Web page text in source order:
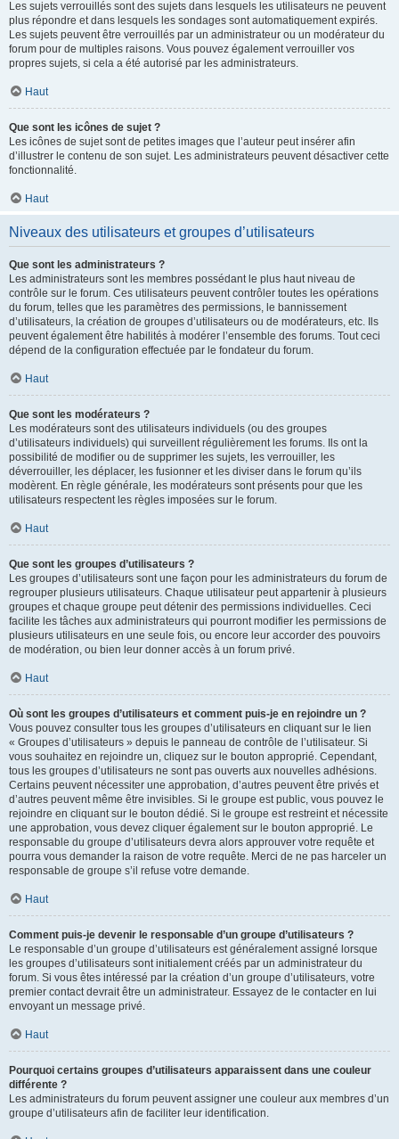
Les sujets verrouillés sont des sujets dans lesquels les utilisateurs ne peuvent
plus répondre et dans lesquels les sondages sont automatiquement expirés.
Les sujets peuvent être verrouillés par un administrateur ou un modérateur du
forum pour de multiples raisons. Vous pouvez également verrouiller vos
propres sujets, si cela a été autorisé par les administrateurs.
Haut
Que sont les icônes de sujet ?
Les icônes de sujet sont de petites images que l’auteur peut insérer afin
d’illustrer le contenu de son sujet. Les administrateurs peuvent désactiver cette
fonctionnalité.
Haut
Niveaux des utilisateurs et groupes d’utilisateurs
Que sont les administrateurs ?
Les administrateurs sont les membres possédant le plus haut niveau de
contrôle sur le forum. Ces utilisateurs peuvent contrôler toutes les opérations
du forum, telles que les paramètres des permissions, le bannissement
d’utilisateurs, la création de groupes d’utilisateurs ou de modérateurs, etc. Ils
peuvent également être habilités à modérer l’ensemble des forums. Tout ceci
dépend de la configuration effectuée par le fondateur du forum.
Haut
Que sont les modérateurs ?
Les modérateurs sont des utilisateurs individuels (ou des groupes
d’utilisateurs individuels) qui surveillent régulièrement les forums. Ils ont la
possibilité de modifier ou de supprimer les sujets, les verrouiller, les
déverrouiller, les déplacer, les fusionner et les diviser dans le forum qu’ils
modèrent. En règle générale, les modérateurs sont présents pour que les
utilisateurs respectent les règles imposées sur le forum.
Haut
Que sont les groupes d’utilisateurs ?
Les groupes d’utilisateurs sont une façon pour les administrateurs du forum de
regrouper plusieurs utilisateurs. Chaque utilisateur peut appartenir à plusieurs
groupes et chaque groupe peut détenir des permissions individuelles. Ceci
facilite les tâches aux administrateurs qui pourront modifier les permissions de
plusieurs utilisateurs en une seule fois, ou encore leur accorder des pouvoirs
de modération, ou bien leur donner accès à un forum privé.
Haut
Où sont les groupes d’utilisateurs et comment puis-je en rejoindre un ?
Vous pouvez consulter tous les groupes d’utilisateurs en cliquant sur le lien
« Groupes d’utilisateurs » depuis le panneau de contrôle de l’utilisateur. Si
vous souhaitez en rejoindre un, cliquez sur le bouton approprié. Cependant,
tous les groupes d’utilisateurs ne sont pas ouverts aux nouvelles adhésions.
Certains peuvent nécessiter une approbation, d’autres peuvent être privés et
d’autres peuvent même être invisibles. Si le groupe est public, vous pouvez le
rejoindre en cliquant sur le bouton dédié. Si le groupe est restreint et nécessite
une approbation, vous devez cliquer également sur le bouton approprié. Le
responsable du groupe d’utilisateurs devra alors approuver votre requête et
pourra vous demander la raison de votre requête. Merci de ne pas harceler un
responsable de groupe s’il refuse votre demande.
Haut
Comment puis-je devenir le responsable d’un groupe d’utilisateurs ?
Le responsable d’un groupe d’utilisateurs est généralement assigné lorsque
les groupes d’utilisateurs sont initialement créés par un administrateur du
forum. Si vous êtes intéressé par la création d’un groupe d’utilisateurs, votre
premier contact devrait être un administrateur. Essayez de le contacter en lui
envoyant un message privé.
Haut
Pourquoi certains groupes d’utilisateurs apparaissent dans une couleur
différente ?
Les administrateurs du forum peuvent assigner une couleur aux membres d’un
groupe d’utilisateurs afin de faciliter leur identification.